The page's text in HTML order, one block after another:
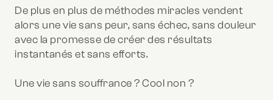
De plus en plus de méthodes miracles vendent
alors une vie sans peur, sans échec, sans douleur
avec la promesse de créer des résultats
instantanés et sans efforts.
Une vie sans souffrance ? Cool non ?